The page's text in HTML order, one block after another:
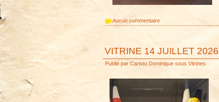
Aucun commentaire
VITRINE 14 JUILLET 2026
Publié par Caristo Dominique sous Vitrines